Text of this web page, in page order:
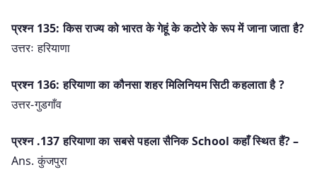
प्रश्न 135: किस राज्य को भारत के गेहूं के कटोरे के रूप में जाना जाता है?
उत्तरः हरियाणा
प्रश्न 136: हरियाणा का कौनसा शहर मिलिनियम सिटी कहलाता है ?
उत्तर-गुडगाँव
प्रश्‍न .137 हरियाणा का सबसे पहला सैनिक School कहाँ स्थित हैं? –
Ans. कुंजपुरा